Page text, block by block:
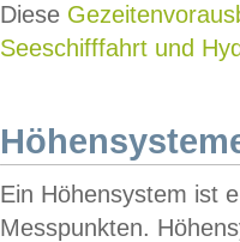
Diese
Seeschifffahrt und
Ein Höhensystem ist
Messpunkten.